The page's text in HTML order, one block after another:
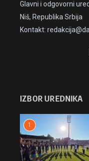
Glavni i odgovorni
Niš, Republika Srbija
Kontakt:
IZBOR UREDNIKA
1